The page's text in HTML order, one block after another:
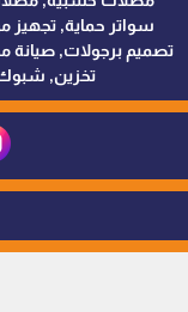
سواتر حماية,
تصميم برجولات, صيانة
تخزين,